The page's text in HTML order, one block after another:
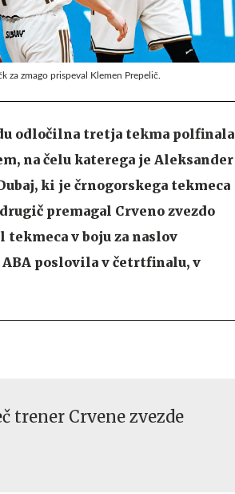
zmago prispeval Klemen Prepelič.
odločilna tretja tekma polfinala
na čelu katerega je Aleksander
ki je črnogorskega tekmeca
premagal Crveno zvezdo
tekmeca v boju za naslov
poslovila v četrtfinalu, v
trener Crvene zvezde